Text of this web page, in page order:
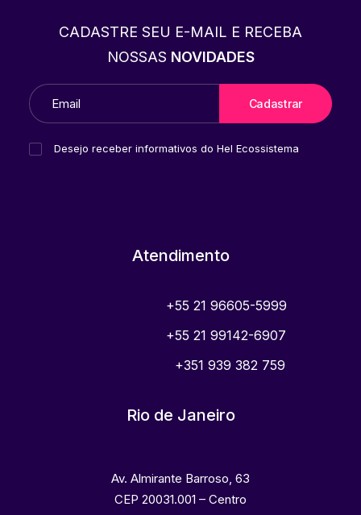
CADASTRE SEU E-MAIL E RECEBA
NOSSAS NOVIDADES
Desejo receber informativos do Hel Ecossistema
Atendimento
+55 21 96605-5999
+55 21 99142-6907
+351 939 382 759
Rio de Janeiro
Av. Almirante Barroso, 63
CEP 20031.001 – Centro